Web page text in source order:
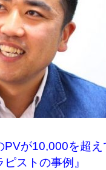
PVが10,000を超
ストの事例』